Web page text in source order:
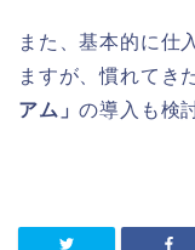
また、基本的に仕
ますが、慣れてき
アム」の導入も検